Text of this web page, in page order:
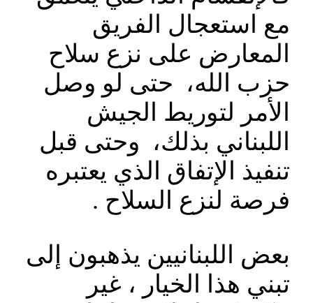
مع استعجال الفريق
المعارض على نزع سلاح
حزب الله، حتى لو وصل
الأمر لتوريط الجيش
اللبناني بذلك، وحتى قبل
تنفيذ الإتفاق الذي يعتبره
فرصة لنزع السلاح .
بعض اللبنانيين يذهبون إلى
تبني هذا الخيار ، غير